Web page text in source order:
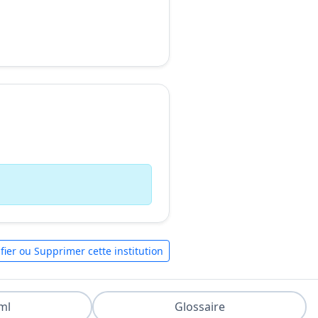
ou Supprimer cette institution
Glossaire